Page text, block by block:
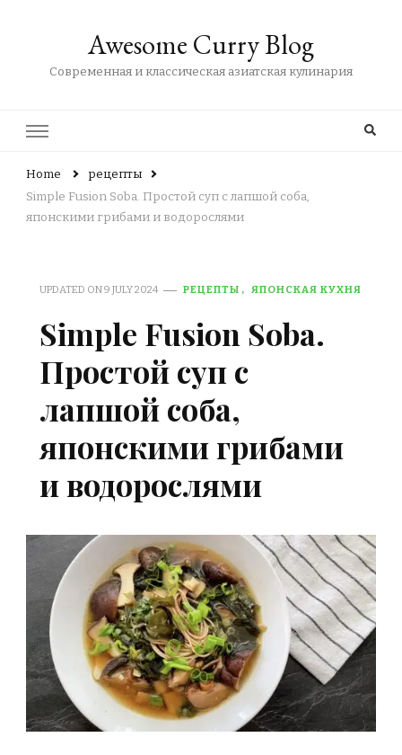
Awesome Curry Blog
Современная и классическая азиатская кулинария
Home
рецепты
Simple Fusion Soba. Простой суп с лапшой соба,
японскими грибами и водорослями
UPDATED ON9 JULY 2024 РЕЦЕПТЫ ЯПОНСКАЯ КУХНЯ
Simple Fusion Soba.
Простой суп с
лапшой соба,
японскими грибами
и водорослями